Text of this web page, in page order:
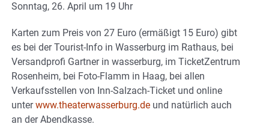
Sonntag, 26. April um 19 Uhr
Karten zum Preis von 27 Euro (ermäßigt 15 Euro) gibt
es bei der Tourist-Info in Wasserburg im Rathaus, bei
Versandprofi Gartner in wasserburg, im TicketZentrum
Rosenheim, bei Foto-Flamm in Haag, bei allen
Verkaufsstellen von Inn-Salzach-Ticket und online
unterwww.theaterwasserburg.de und natürlich auch
an der Abendkasse.